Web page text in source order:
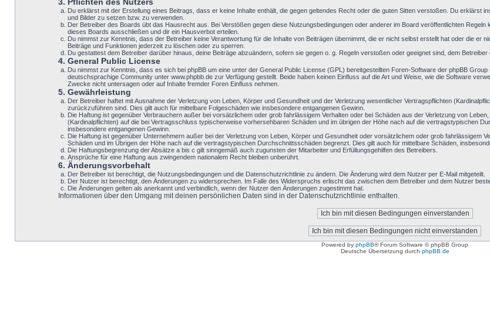
Du erklärst mit der Erstellung eines Beitrags, dass er keine Inhalte enthält, die gegen geltendes Recht oder die guten Sitten verstoßen. Du erklärst
und Bilder zu setzen bzw. zu verwenden.
Der Betreiber des Boards übt das Hausrecht aus. Bei Verstößen gegen diese Nutzungsbedingungen oder anderer im Board veröffentlichten
dieses Boards ausschließen und dir ein Hausverbot erteilen.
Du nimmst zur Kenntnis, dass der Betreiber keine Verantwortung für die Inhalte von Beiträgen übernimmt, die er nicht selbst erstellt hat oder die er
Beiträge und Funktionen jederzeit zu löschen oder zu sperren.
Du gestattest dem Betreiber darüber hinaus, deine Beiträge abzuändern, sofern sie gegen o. g. Regeln verstoßen oder geeignet sind, dem
4. General Public License
Du nimmst zur Kenntnis, dass es sich bei phpBB um eine unter der General Public License (GPL) bereitgestellten Foren-Software der phpBB
deutschsprachige Community unter www.phpbb.de zur Verfügung gestellt. Beide haben keinen Einfluss auf die Art und Weise, wie die Software
Zwecke nicht untersagen oder auf Inhalte fremder Foren Einfluss nehmen.
5. Gewährleistung
Der Betreiber haftet mit Ausnahme der Verletzung von Leben, Körper und Gesundheit und der Verletzung wesentlicher Vertragspflichten
zurückzuführen sind. Dies gilt auch für mittelbare Folgeschäden wie insbesondere entgangenen Gewinn.
Die Haftung ist gegenüber Verbrauchern außer bei vorsätzlichem oder grob fahrlässigem Verhalten oder bei Schäden aus der Verletzung von
(Kardinalpflichten) auf die bei Vertragsschluss typischerweise vorhersehbaren Schäden und im übrigen der Höhe nach auf die vertragstypischen
insbesondere entgangenen Gewinn.
Die Haftung ist gegenüber Unternehmern außer bei der Verletzung von Leben, Körper und Gesundheit oder vorsätzlichem oder grob fahrlässigem
Schäden und im Übrigen der Höhe nach auf die vertragstypischen Durchschnittsschäden begrenzt. Dies gilt auch für mittelbare Schäden,
Die Haftungsbegrenzung der Absätze a bis c gilt sinngemäß auch zugunsten der Mitarbeiter und Erfüllungsgehilfen des Betreibers.
Ansprüche für eine Haftung aus zwingendem nationalem Recht bleiben unberührt.
6. Änderungsvorbehalt
Der Betreiber ist berechtigt, die Nutzungsbedingungen und die Datenschutzrichtlinie zu ändern. Die Änderung wird dem Nutzer per E-Mail mitgeteilt.
Der Nutzer ist berechtigt, den Änderungen zu widersprechen. Im Falle des Widerspruchs erlischt das zwischen dem Betreiber und dem Nutzer
Die Änderungen gelten als anerkannt und verbindlich, wenn der Nutzer den Änderungen zugestimmt hat.
Informationen über den Umgang mit deinen persönlichen Daten sind in der Datenschutzrichtlinie enthalten.
Powered by phpBB® Forum Software © phpBB Group
Deutsche Übersetzung durch phpBB.de